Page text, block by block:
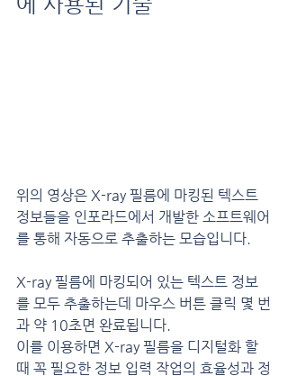
위의 영상은 X-ray 필름에 마킹된 텍스트
정보들을 인포라드에서 개발한 소프트웨어
를 통해 자동으로 추출하는 모습입니다.
X-ray 필름에 마킹되어 있는 텍스트 정보
를 모두 추출하는데 마우스 버튼 클릭 몇 번
과 약 10초면 완료됩니다.
이를 이용하면 X-ray 필름을 디지털화 할
때 꼭 필요한 정보 입력 작업의 효율성과 정